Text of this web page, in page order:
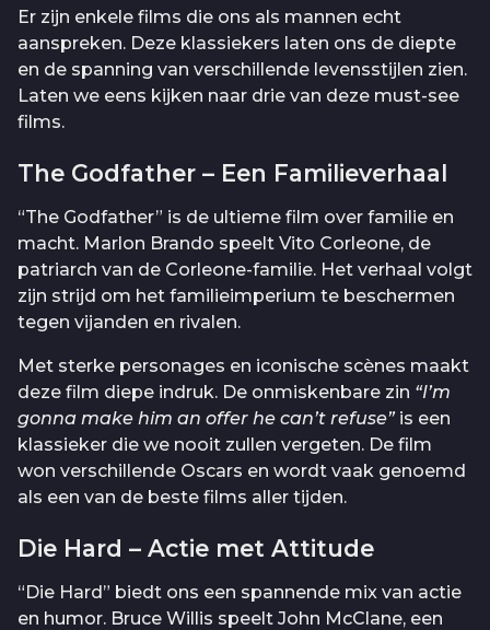
Er zijn enkele films die ons als mannen echt
aanspreken. Deze klassiekers laten ons de diepte
en de spanning van verschillende levensstijlen zien.
Laten we eens kijken naar drie van deze must-see
films.
The Godfather – Een Familieverhaal
“The Godfather” is de ultieme film over familie en
macht. Marlon Brando speelt Vito Corleone, de
patriarch van de Corleone-familie. Het verhaal volgt
zijn strijd om het familieimperium te beschermen
tegen vijanden en rivalen.
Met sterke personages en iconische scènes maakt
deze film diepe indruk. De onmiskenbare zin “I’m
gonna make him an offer he can’t refuse”is een
klassieker die we nooit zullen vergeten. De film
won verschillende Oscars en wordt vaak genoemd
als een van de beste films aller tijden.
Die Hard – Actie met Attitude
“Die Hard” biedt ons een spannende mix van actie
en humor. Bruce Willis speelt John McClane, een